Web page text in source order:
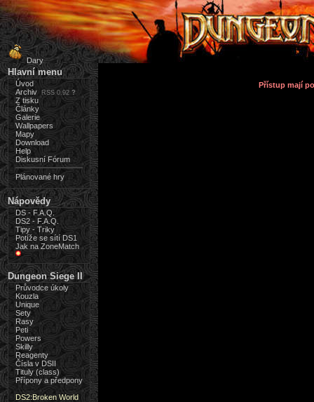
Dary
Hlavní menu
Úvod
Archiv
RSS 0.92 ?
Z tisku
Články
Galerie
Wallpapers
Mapy
Download
Help
Diskusní Fórum
Plánované hry
Nápovědy
DS - F.A.Q.
DS2 - F.A.Q.
Tipy - Triky
Potíže se sítí DS1
Jak na ZoneMatch
Dungeon Siege II
Průvodce úkoly
Kouzla
Unique
Sety
Rasy
Peti
Powers
Skilly
Reagenty
Čísla v DSII
Tituly (class)
Přípony a předpony
DS2:Broken World
Přístup mají